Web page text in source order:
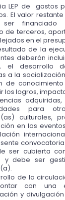
LEP de  gastos
. El valor
ser financiado
de terceros,
en el
de la
deberán
el desarrollo
a la
de
los logros,
para
culturales,
en los
ser cubierta
y debe ser
de la
con una
y